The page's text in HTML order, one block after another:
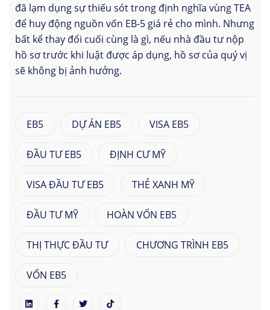
đã lạm dụng sự thiếu sót trong định nghĩa vùng TEA
để huy động nguồn vốn EB-5 giá rẻ cho mình. Nhưng
bất kể thay đổi cuối cùng là gì, nếu nhà đầu tư nộp
hồ sơ trước khi luật được áp dụng, hồ sơ của quý vị
sẽ không bị ảnh hưởng.
EB5 DỰ ÁN EB5 VISA EB5
ĐẦU TƯ EB5 ĐỊNH CƯ MỸ
VISA ĐẦU TƯ EB5 THẺ XANH MỸ
ĐẦU TƯ MỸ HOÀN VỐN EB5
THỊ THỰC ĐẦU TƯ CHƯƠNG TRÌNH EB5
VỐN EB5